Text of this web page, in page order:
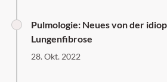
Pulmologie: Neues von der
Lungenfibrose
28. Okt. 2022